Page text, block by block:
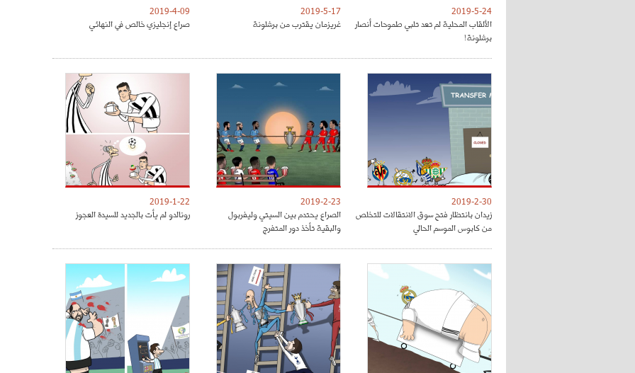
2019-5-24
الألقاب المحلية لم تعد تلبي طموحات أنصار
برشلونة!
2019-5-17
غريزمان يقترب من برشلونة
2019-4-09
صراع إنجليزي خالص في النهائي
2019-2-30
زيدان بانتظار فتح سوق الانتقالات للتخلص
من كابوس الموسم الحالي
2019-2-23
الصراع يحتدم بين السيتي وليفربول
والبقية تأخذ دور المتفرج
2019-1-22
رونالدو لم يأت بالجديد للسيدة العجوز